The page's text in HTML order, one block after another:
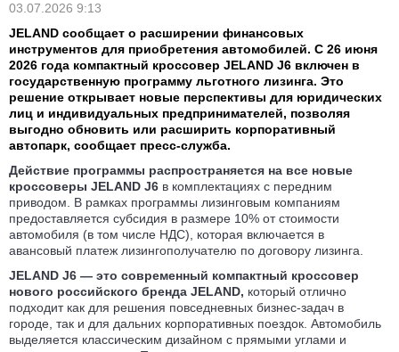
03.07.2026 9:13
JELAND сообщает о расширении финансовых
инструментов для приобретения автомобилей. С 26 июня
2026 года компактный кроссовер JELAND J6 включен в
государственную программу льготного лизинга. Это
решение открывает новые перспективы для юридических
лиц и индивидуальных предпринимателей, позволяя
выгодно обновить или расширить корпоративный
автопарк, сообщает пресс-служба.
Действие программы распространяется на все новые
кроссоверы JELAND J6 в комплектациях с передним
приводом. В рамках программы лизинговым компаниям
предоставляется субсидия в размере 10% от стоимости
автомобиля (в том числе НДС), которая включается в
авансовый платеж лизингополучателю по договору лизинга.
JELAND J6 — это современный компактный кроссовер
нового российского бренда JELAND, который отлично
подходит как для решения повседневных бизнес-задач в
городе, так и для дальних корпоративных поездок. Автомобиль
выделяется классическим дизайном с прямыми углами и